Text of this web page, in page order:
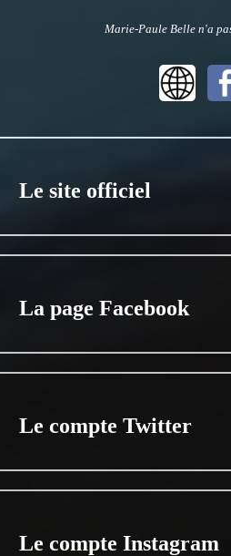
Marie-Paule Belle n'a
Le site officiel
La page Facebook
Le compte Twitter
Le compte Instagram